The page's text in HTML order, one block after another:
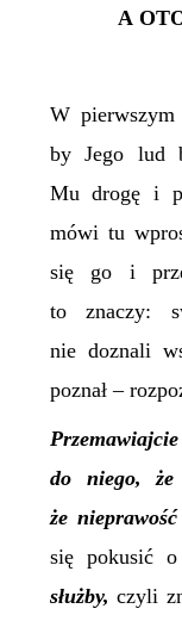
A
W
byJego lud
Mu drogę i
mówi tu
się go i
to znaczy:
nie doznali
poznał –
do niego, że
że
się pokusić
służby, czyli